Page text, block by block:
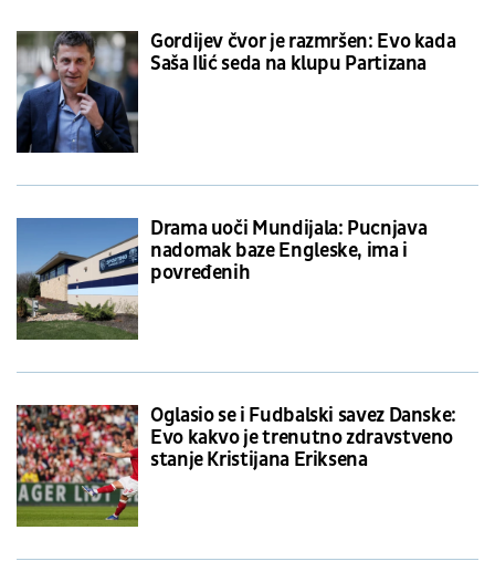
Gordijev čvor je razmršen: Evo kada
Saša Ilić seda na klupu Partizana
Drama uoči Mundijala: Pucnjava
nadomak baze Engleske, ima i
povređenih
Oglasio se i Fudbalski savez Danske:
Evo kakvo je trenutno zdravstveno
stanje Kristijana Eriksena